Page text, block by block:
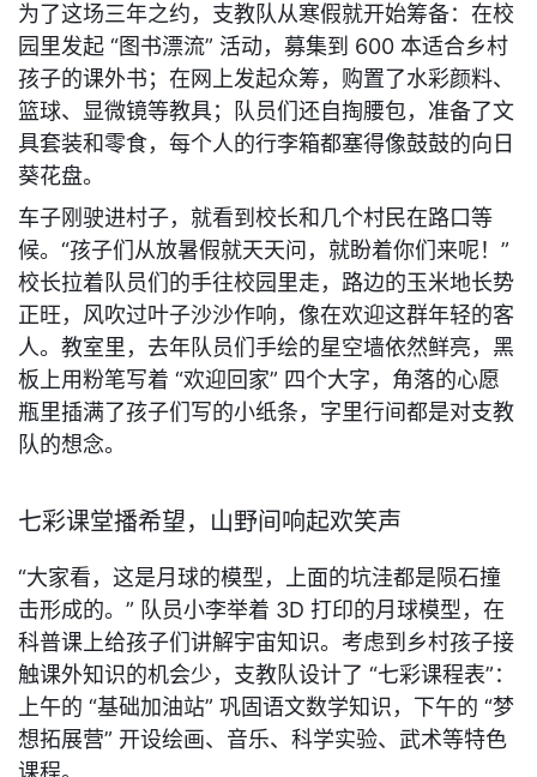
为了这场三年之约，支教队从寒假就开始筹备：在校
园里发起 “图书漂流” 活动，募集到 600 本适合乡村
孩子的课外书；在网上发起众筹，购置了水彩颜料、
篮球、显微镜等教具；队员们还自掏腰包，准备了文
具套装和零食，每个人的行李箱都塞得像鼓鼓的向日
葵花盘。
车子刚驶进村子，就看到校长和几个村民在路口等
候。“孩子们从放暑假就天天问，就盼着你们来呢！”
校长拉着队员们的手往校园里走，路边的玉米地长势
正旺，风吹过叶子沙沙作响，像在欢迎这群年轻的客
人。教室里，去年队员们手绘的星空墙依然鲜亮，黑
板上用粉笔写着 “欢迎回家” 四个大字，角落的心愿
瓶里插满了孩子们写的小纸条，字里行间都是对支教
队的想念。
七彩课堂播希望，山野间响起欢笑声
“大家看，这是月球的模型，上面的坑洼都是陨石撞
击形成的。” 队员小李举着 3D 打印的月球模型，在
科普课上给孩子们讲解宇宙知识。考虑到乡村孩子接
触课外知识的机会少，支教队设计了 “七彩课程表”：
上午的 “基础加油站” 巩固语文数学知识，下午的 “梦
想拓展营” 开设绘画、音乐、科学实验、武术等特色
课程。